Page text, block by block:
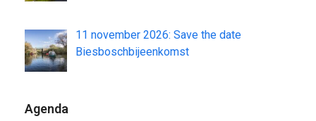
11 november 2026: Save the date
Biesboschbijeenkomst
Agenda